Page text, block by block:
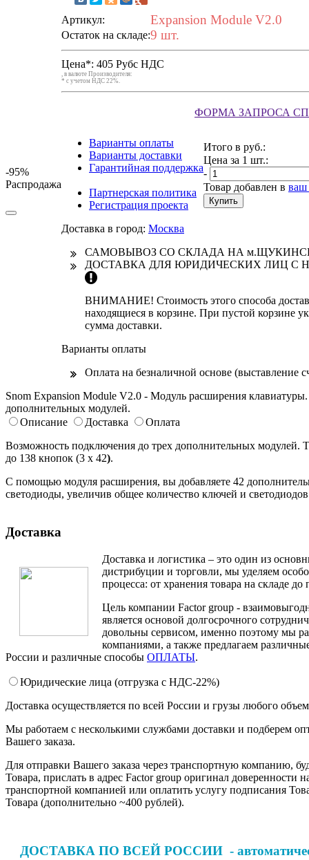
-95%
Распродажа
Артикул: Expansion Module V2.0
Остаток на складе:9 шт.
Цена*: 405 Рубс НДС
, в валюте Производителя:
* с учетом НДС 22%.
ФОРМА ЗАПРОСА
Варианты оплаты
Варианты доставки
Гарантийная поддержка
Партнерская политика
Регистрация проекта
Итого в руб.:
Цена за 1 шт.:
-
Товар добавлен в ваш
Купить
Доставка в город: Москва
САМОВЫВОЗ СО СКЛАДА НА
ДОСТАВКА ДЛЯ ЮРИДИЧЕСКИХ ЛИЦ С
ВНИМАНИЕ! Стоимость этого способа
находящиеся в корзине. При пустой корзине
сумма доставки.
Варианты оплаты
Оплата на безналичной основе
Snom Expansion Module V2.0 - Модуль расширения
дополнительных модулей.
Описание
Доставка
Оплата
Возможность подключения до трех дополнительных модулей.
до 138 кнопок (3 x 42).
С помощью модуля расширения, вы добавляете 42
светодиоды, увеличив общее количество ключей и
Доставка
Доставка и логистика – это один из
дистрибуции и торговли, мы уделяем
процесса: от хранения товара на складе до
Цель компании Factor group -
является основой долгосрочного
довольны сервисом, именно поэтому мы
компаниями, а также предлагаем
России и различные способы ОПЛАТЫ.
Юридические лица (отгрузка c НДС-22%)
Доставка осуществляется по всей России и грузы любого
Мы работаем с несколькими службами доставки и подберем
Вашего заказа.
Для отправки Вашего заказа через транспортную компанию,
Товара, прислать в адрес Factor group оригинал доверенности
транспортной компанией или оплатить услугу подписания
Товара (дополнительно ~400 рублей).
ДОСТАВКА ПО ВСЕЙ РОССИИ -